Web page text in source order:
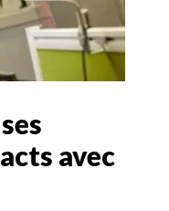
avec